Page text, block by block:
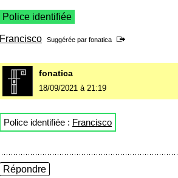
Police identifiée
Francisco Suggérée par fonatica
fonatica
18/09/2021 à 21:19
Police identifiée : Francisco
Répondre